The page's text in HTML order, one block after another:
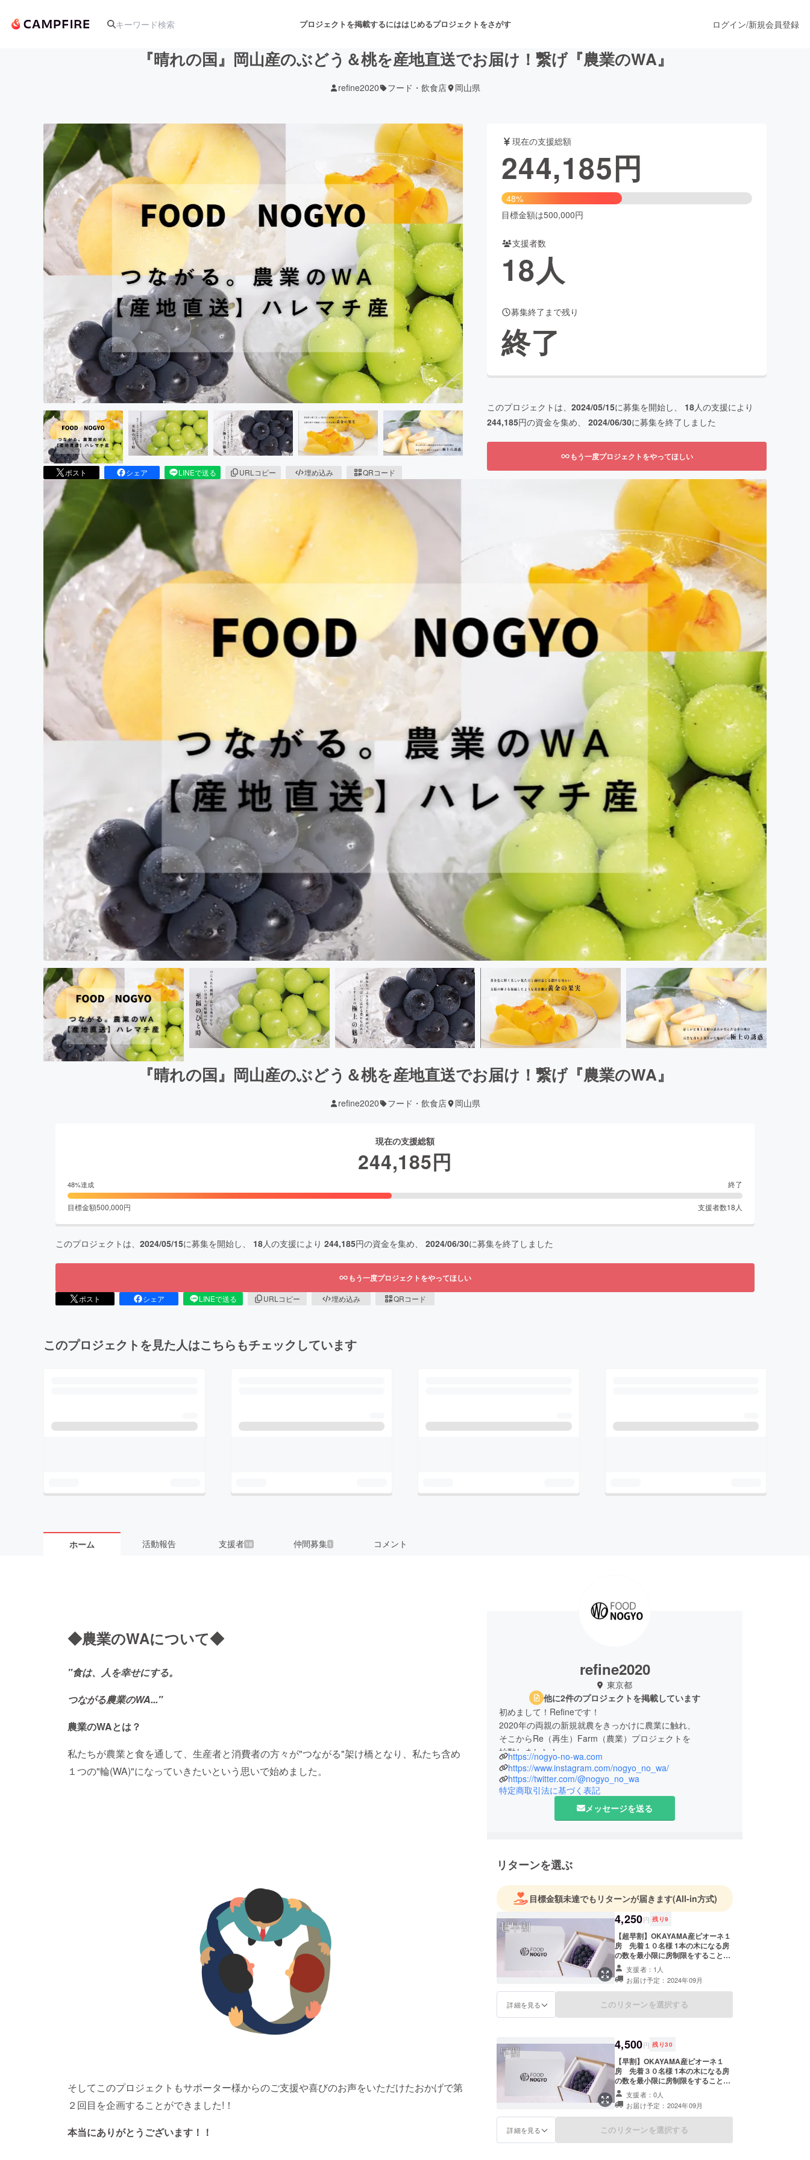
プロジェクトを掲載するにははじめるプロジェクトをさがす
アート・写真 舞台・パフォーマンス
テクノロジー・ガジェット ゲーム・サービス開発 フード・飲食店 ファッション
映像・映画 書籍・雑誌出版 アニメ・漫画
ビジネス・起業 ビューティー・ヘルスケア
まちづくり・地域活性化
CAMPFIRE for Social Good
CAMPFIRE Creation
CAMPFIREふるさと納税machi-yaコミュニティ
ログイン/新規会員登録
『晴れの国』岡山産のぶどう＆桃を産地直送でお届け！繋げ『農業のWA』
refine2020 フード・飲食店 岡山県
ポスト シェア LINEで送る URLコピー 埋め込み QRコード
現在の支援総額
244,185円
48%
目標金額は500,000円
支援者数
18人
募集終了まで残り
終了
このプロジェクトは、 2024/05/15に募集を開始し、 18人の支援により
244,185円の資金を集め、 2024/06/30に募集を終了しました
もう一度プロジェクトをやってほしい
『晴れの国』岡山産のぶどう＆桃を産地直送でお届け！繋げ『農業のWA』
refine2020 フード・飲食店 岡山県
現在の支援総額
244,185円
48%達成 終了
目標金額500,000円 支援者数18人
このプロジェクトは、 2024/05/15に募集を開始し、 18人の支援により 244,185円の資金を集め、 2024/06/30に募集を終了しました
もう一度プロジェクトをやってほしい
ポスト シェア LINEで送る URLコピー 埋め込み QRコード
このプロジェクトを見た人はこちらもチェックしています
ホーム 活動報告 支援者 18 仲間募集 1 コメント
◆農業のWAについて◆
"食は、人を幸せにする。
つながる農業のWA..."
農業のWAとは？
私たちが農業と食を通して、生産者と消費者の方々が"つながる"架け橋となり、私たち含め
１つの"輪(WA)"になっていきたいという思いで始めました。
そしてこのプロジェクトもサポーター様からのご支援や喜びのお声をいただけたおかげで第
２回目を企画することができました!！
本当にありがとうございます！！
refine2020
東京都
他に2件のプロジェクトを掲載しています
初めまして！Refineです！
2020年の両親の新規就農をきっかけに農業に触れ、
そこからRe（再生）Farm（農業）プロジェクトを
始動しました！
私たちのプロジェクトに興味を持っていただき
応援してもらえれば幸いです！
https://nogyo-no-wa.com
https://www.instagram.com/nogyo_no_wa/
https://twitter.com/@nogyo_no_wa
特定商取引法に基づく表記
メッセージを送る
リターンを選ぶ
目標金額未達でもリターンが届きます(All-in方式)
4,250円 残り9
【超早割】OKAYAMA産ピオーネ１
房 先着１０名様 1本の木になる房
の数を最小限に房制限をすることに
よって、糖度も高く大粒で、みずみ
ずしいぶどうです。 FOOD NOGYO
オリジナル化粧箱に、保存方法や美
味しい食べ方などを同封してお届け
します。 『OKAYAMA』産の本気を
す！！ □内容量：『OKAYAMA』産
ピオーネ1房(約700g) □発送時期：9
月上旬予定 □賞味期限：到着後、冷
蔵保存で4〜5日程度でお召し上がり
ください ※ 栽培の際は、必要最低限
に農薬を減らしております。 ※ご登
録された住所とお届け先が異なる場
合は、「実行者へ問合せ」よりメッ
セージをいただきますようお願い致
します。 適格請求書発行事業者登録
支援者：1人
お届け予定：2024年09月
詳細を見る このリターンを選択する
4,500円 残り30
【早割】OKAYAMA産ピオーネ１
房 先着３０名様 1本の木になる房
の数を最小限に房制限をすることに
よって、糖度も高く大粒で、みずみ
ずしいぶどうです。 FOOD NOGYO
オリジナル化粧箱に、保存方法や美
味しい食べ方などを同封してお届け
します。 『OKAYAMA』産の本気を
支援者：0人
お届け予定：2024年09月
詳細を見る このリターンを選択する